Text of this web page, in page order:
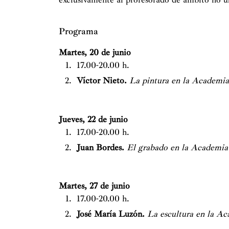
Programa
Martes, 20 de junio
17.00-20.00 h.
Víctor Nieto.La pintura en la Academia
Jueves, 22 de junio
17.00-20.00 h.
Juan Bordes.El grabado en la Academia
Martes, 27 de junio
17.00-20.00 h.
José María Luzón.La escultura en la